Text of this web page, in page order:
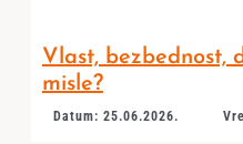
Vlast, bezbednost,
misle?
Datum: 25.06.2026.